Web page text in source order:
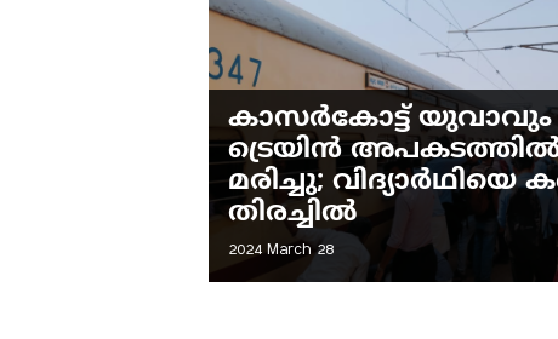
കാസർകോട്ട് യുവാവും
ട്രെയിൻ
മരിച്ചു;
തിരച്ചിൽ
2024 March 28